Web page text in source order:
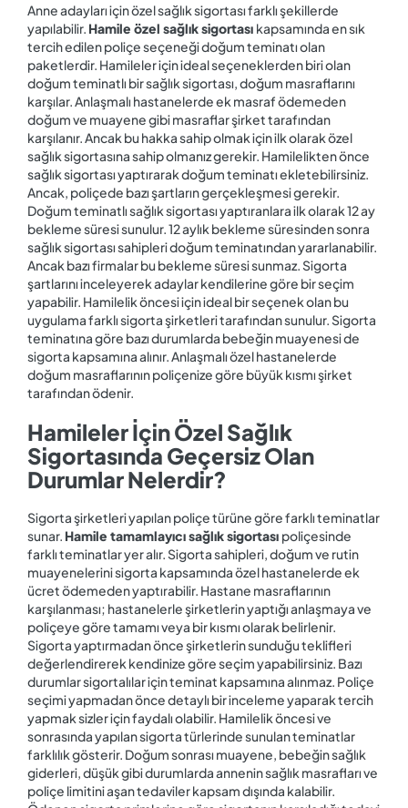
Anne adayları için özel sağlık sigortası farklı şekillerde
yapılabilir. Hamile‌ ‌özel‌ ‌sağlık‌ ‌sigortası kapsamında en sık
tercih edilen poliçe seçeneği doğum teminatı olan
paketlerdir. Hamileler için ideal seçeneklerden biri olan
doğum teminatlı bir sağlık sigortası, doğum masraflarını
karşılar. Anlaşmalı hastanelerde ek masraf ödemeden
doğum ve muayene gibi masraflar şirket tarafından
karşılanır. Ancak bu hakka sahip olmak için ilk olarak özel
sağlık sigortasına sahip olmanız gerekir. Hamilelikten önce
sağlık sigortası yaptırarak doğum teminatı ekletebilirsiniz.
Ancak, poliçede bazı şartların gerçekleşmesi gerekir.
Doğum teminatlı sağlık sigortası yaptıranlara ilk olarak 12 ay
bekleme süresi sunulur. 12 aylık bekleme süresinden sonra
sağlık sigortası sahipleri doğum teminatından yararlanabilir.
Ancak bazı firmalar bu bekleme süresi sunmaz. Sigorta
şartlarını inceleyerek adaylar kendilerine göre bir seçim
yapabilir. Hamilelik öncesi için ideal bir seçenek olan bu
uygulama farklı sigorta şirketleri tarafından sunulur. Sigorta
teminatına göre bazı durumlarda bebeğin muayenesi de
sigorta kapsamına alınır. Anlaşmalı özel hastanelerde
doğum masraflarının poliçenize göre büyük kısmı şirket
tarafından ödenir.
Hamileler İçin Özel Sağlık
Sigortasında Geçersiz Olan
Durumlar Nelerdir?
Sigorta şirketleri yapılan poliçe türüne göre farklı teminatlar
sunar. Hamile‌ ‌tamamlayıcı‌ ‌sağlık‌ ‌sigortası poliçesinde
farklı teminatlar yer alır. Sigorta sahipleri, doğum ve rutin
muayenelerini sigorta kapsamında özel hastanelerde ek
ücret ödemeden yaptırabilir. Hastane masraflarının
karşılanması; hastanelerle şirketlerin yaptığı anlaşmaya ve
poliçeye göre tamamı veya bir kısmı olarak belirlenir.
Sigorta yaptırmadan önce şirketlerin sunduğu teklifleri
değerlendirerek kendinize göre seçim yapabilirsiniz. Bazı
durumlar sigortalılar için teminat kapsamına alınmaz. Poliçe
seçimi yapmadan önce detaylı bir inceleme yaparak tercih
yapmak sizler için faydalı olabilir. Hamilelik öncesi ve
sonrasında yapılan sigorta türlerinde sunulan teminatlar
farklılık gösterir. Doğum sonrası muayene, bebeğin sağlık
giderleri, düşük gibi durumlarda annenin sağlık masrafları ve
poliçe limitini aşan tedaviler kapsam dışında kalabilir.